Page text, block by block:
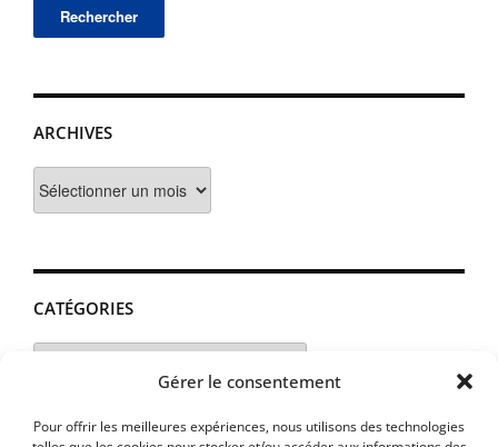
Gérer le consentement
Pour offrir les meilleures expériences, nous utilisons des technologies
ARCHIVES
CATÉGORIES
Catégories